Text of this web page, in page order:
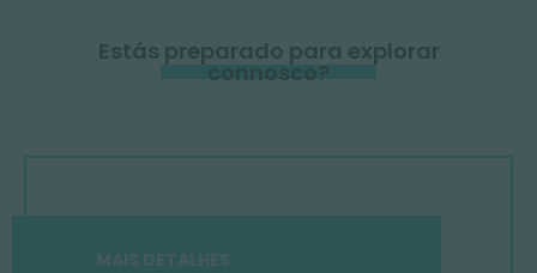
Estás preparado para explorar
connosco?
MAIS DETALHES